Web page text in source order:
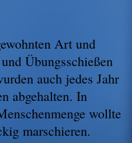
Art und
Übungsschießen
auch jedes Jahr
abgehalten. In
wollte
marschieren.